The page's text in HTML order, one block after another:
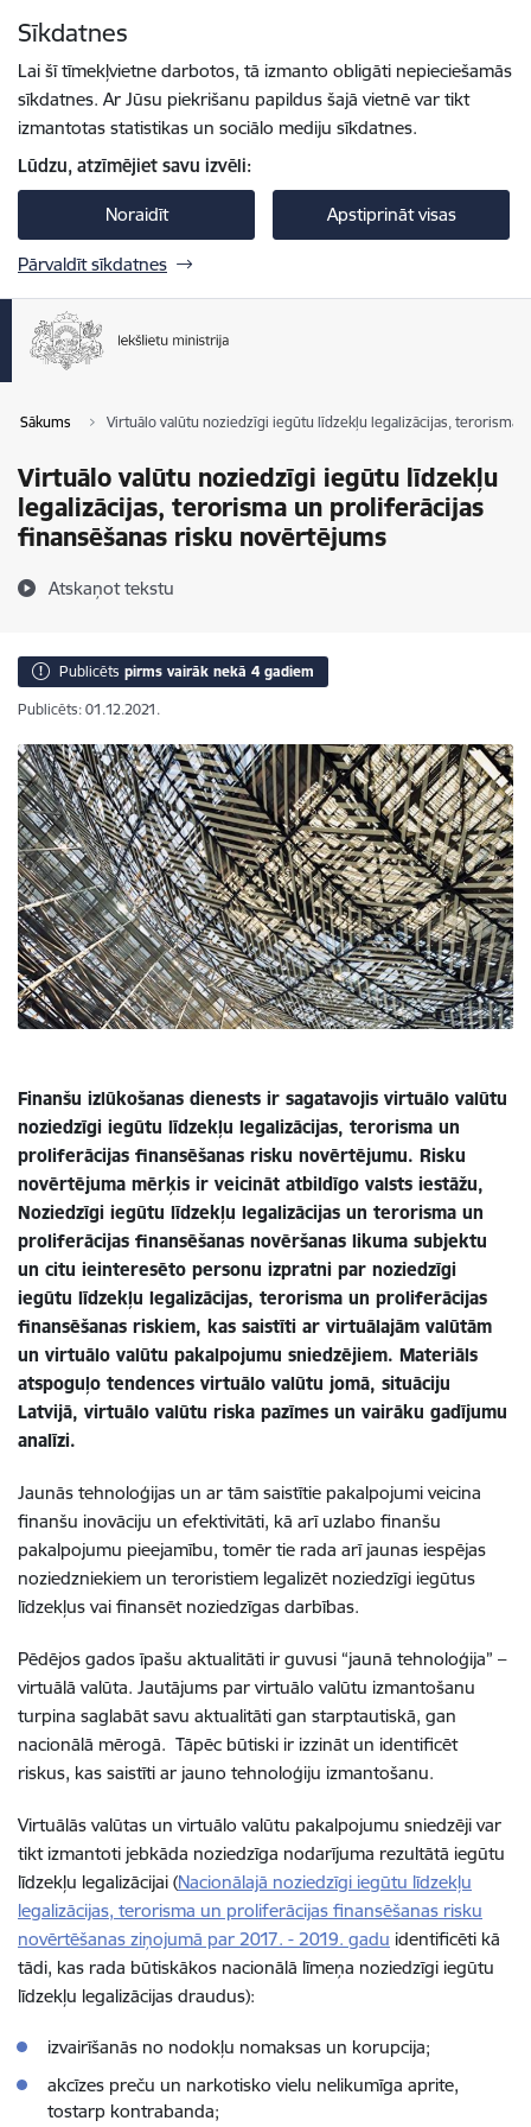
Sīkdatnes
Lai šī tīmekļvietne darbotos, tā izmanto obligāti nepieciešamās
sīkdatnes. Ar Jūsu piekrišanu papildus šajā vietnē var tikt
izmantotas statistikas un sociālo mediju sīkdatnes.
Lūdzu, atzīmējiet savu izvēli:
Noraidīt Apstiprināt visas
Pārvaldīt sīkdatnes
Sākums Virtuālo valūtu noziedzīgi iegūtu līdzekļu legalizācijas, terorisma
Virtuālo valūtu noziedzīgi iegūtu līdzekļu
legalizācijas, terorisma un proliferācijas
finansēšanas risku novērtējums
Atskaņot tekstu
Publicēts pirms vairāk nekā 4 gadiem
Publicēts: 01.12.2021.
Finanšu izlūkošanas dienests ir sagatavojis virtuālo valūtu
noziedzīgi iegūtu līdzekļu legalizācijas, terorisma un
proliferācijas finansēšanas risku novērtējumu. Risku
novērtējuma mērķis ir veicināt atbildīgo valsts iestāžu,
Noziedzīgi iegūtu līdzekļu legalizācijas un terorisma un
proliferācijas finansēšanas novēršanas likuma subjektu
un citu ieinteresēto personu izpratni par noziedzīgi
iegūtu līdzekļu legalizācijas, terorisma un proliferācijas
finansēšanas riskiem, kas saistīti ar virtuālajām valūtām
un virtuālo valūtu pakalpojumu sniedzējiem. Materiāls
atspoguļo tendences virtuālo valūtu jomā, situāciju
Latvijā, virtuālo valūtu riska pazīmes un vairāku gadījumu
analīzi.
Jaunās tehnoloģijas un ar tām saistītie pakalpojumi veicina
finanšu inovāciju un efektivitāti, kā arī uzlabo finanšu
pakalpojumu pieejamību, tomēr tie rada arī jaunas iespējas
noziedzniekiem un teroristiem legalizēt noziedzīgi iegūtus
līdzekļus vai finansēt noziedzīgas darbības.
Pēdējos gados īpašu aktualitāti ir guvusi “jaunā tehnoloģija” –
virtuālā valūta. Jautājums par virtuālo valūtu izmantošanu
turpina saglabāt savu aktualitāti gan starptautiskā, gan
nacionālā mērogā. Tāpēc būtiski ir izzināt un identificēt
riskus, kas saistīti ar jauno tehnoloģiju izmantošanu.
Virtuālās valūtas un virtuālo valūtu pakalpojumu sniedzēji var
tikt izmantoti jebkāda noziedzīga nodarījuma rezultātā iegūtu
līdzekļu legalizācijai (Nacionālajā noziedzīgi iegūtu līdzekļu
legalizācijas, terorisma un proliferācijas finansēšanas risku
novērtēšanas ziņojumā par 2017. - 2019. gadu identificēti kā
tādi, kas rada būtiskākos nacionālā līmeņa noziedzīgi iegūtu
līdzekļu legalizācijas draudus):
izvairīšanās no nodokļu nomaksas un korupcija;
akcīzes preču un narkotisko vielu nelikumīga aprite,
tostarp kontrabanda;